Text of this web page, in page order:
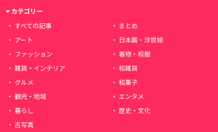
カテゴリー
すべての記事
まとめ
アート
日本画・浮世絵
ファッション
着物・和服
雑貨・インテリア
和雑貨
グルメ
和菓子
観光・地域
エンタメ
暮らし
歴史・文化
古写真